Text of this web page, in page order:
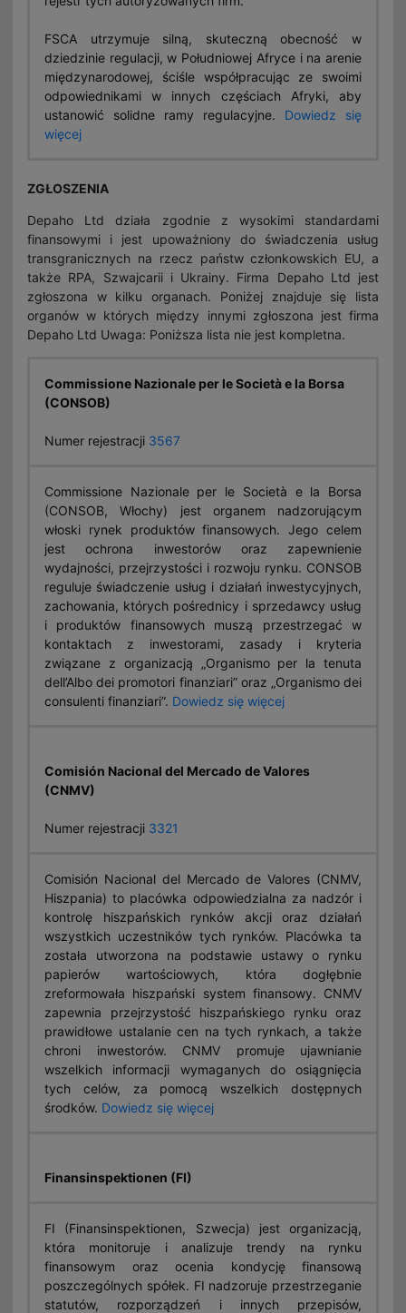
FSCA utrzymuje silną, skuteczną obecność w
dziedzinie regulacji, w Południowej Afryce i na arenie
międzynarodowej, ściśle współpracując ze swoimi
odpowiednikami w innych częściach Afryki, aby
ustanowić solidne ramy regulacyjne. Dowiedz się
więcej
ZGŁOSZENIA
Depaho Ltd działa zgodnie z wysokimi standardami
finansowymi i jest upoważniony do świadczenia usług
transgranicznych na rzecz państw członkowskich EU, a
także RPA, Szwajcarii i Ukrainy. Firma Depaho Ltd jest
zgłoszona w kilku organach. Poniżej znajduje się lista
organów w których między innymi zgłoszona jest firma
Depaho Ltd Uwaga: Poniższa lista nie jest kompletna.
Commissione Nazionale per le Società e la Borsa
(CONSOB)
Numer rejestracji 3567
Commissione Nazionale per le Società e la Borsa
(CONSOB, Włochy) jest organem nadzorującym
włoski rynek produktów finansowych. Jego celem
jest ochrona inwestorów oraz zapewnienie
wydajności, przejrzystości i rozwoju rynku. CONSOB
reguluje świadczenie usług i działań inwestycyjnych,
zachowania, których pośrednicy i sprzedawcy usług
i produktów finansowych muszą przestrzegać w
kontaktach z inwestorami, zasady i kryteria
związane z organizacją „Organismo per la tenuta
dell’Albo dei promotori finanziari” oraz „Organismo dei
consulenti finanziari”. Dowiedz się więcej
Comisión Nacional del Mercado de Valores
(CNMV)
Numer rejestracji 3321
Comisión Nacional del Mercado de Valores (CNMV,
Hiszpania) to placówka odpowiedzialna za nadzór i
kontrolę hiszpańskich rynków akcji oraz działań
wszystkich uczestników tych rynków. Placówka ta
została utworzona na podstawie ustawy o rynku
papierów wartościowych, która dogłębnie
zreformowała hiszpański system finansowy. CNMV
zapewnia przejrzystość hiszpańskiego rynku oraz
prawidłowe ustalanie cen na tych rynkach, a także
chroni inwestorów. CNMV promuje ujawnianie
wszelkich informacji wymaganych do osiągnięcia
tych celów, za pomocą wszelkich dostępnych
środków. Dowiedz się więcej
Finansinspektionen (FI)
FI (Finansinspektionen, Szwecja) jest organizacją,
która monitoruje i analizuje trendy na rynku
finansowym oraz ocenia kondycję finansową
poszczególnych spółek. FI nadzoruje przestrzeganie
statutów, rozporządzeń i innych przepisów,